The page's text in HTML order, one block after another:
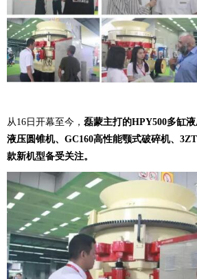
从16日开幕至今， 磊蒙主打的HPY500多缸
液压圆锥机、GC160高性能颚式破碎机、
款新机型备受关注。